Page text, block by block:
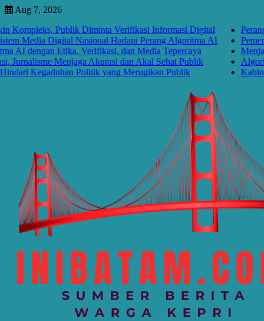
Skip
content
Aug 7, 2026
Publik Diminta Verifikasi Informasi Digital
Digital Nasional Hadapi Perang Algoritma AI
Etika, Verifikasi, dan Media Tepercaya
Menjaga Akurasi dan Akal Sehat Publik
Politik yang Merugikan Publik
Perang
Pemerintah
Menjawab
Algoritma
Kabinet